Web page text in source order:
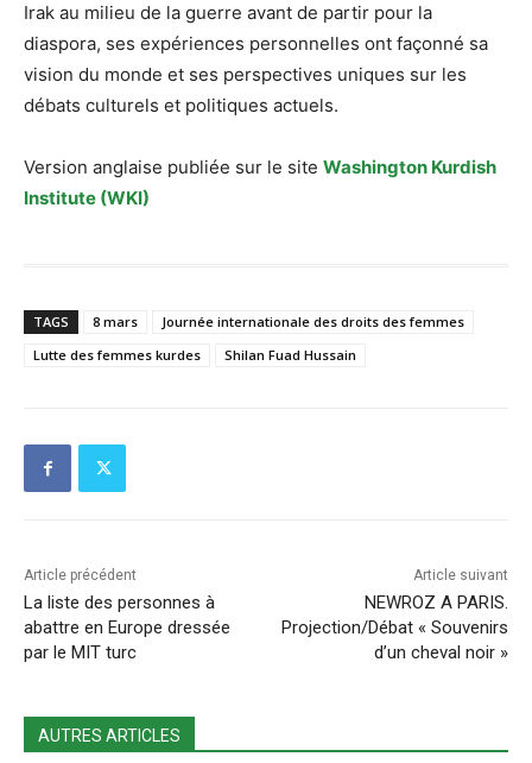
Irak au milieu de la guerre avant de partir pour la
diaspora, ses expériences personnelles ont façonné sa
vision du monde et ses perspectives uniques sur les
débats culturels et politiques actuels.
Version anglaise publiée sur le site Washington Kurdish
Institute (WKI)
TAGS 8 mars
Journée internationale des droits des femmes
Lutte des femmes kurdes
Shilan Fuad Hussain
Article précédent
La liste des personnes à
abattre en Europe dressée
par le MIT turc
Article suivant
NEWROZ A PARIS.
Projection/Débat « Souvenirs
d’un cheval noir »
AUTRES ARTICLES